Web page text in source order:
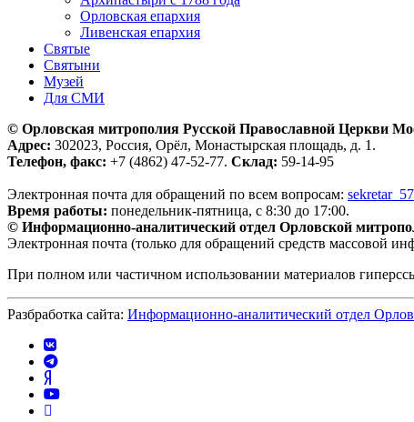
Орловская епархия
Ливенская епархия
Святые
Святыни
Музей
Для СМИ
© Орловская митрополия Русской Православной Церкви
Адрес: 302023, Россия, Орёл, Монастырская площадь, д. 1.
Телефон, факс: +7 (4862) 47-52-77. Склад: 59-14-95
Электронная почта для обращений по всем вопросам:
Время работы: понедельник-пятница, с 8:30 до 17:00.
© Информационно-аналитический отдел Орловской
Электронная почта (только для обращений средств массовой
При полном или частичном использовании материалов
Разбработка сайта: Информационно-аналитический отдел